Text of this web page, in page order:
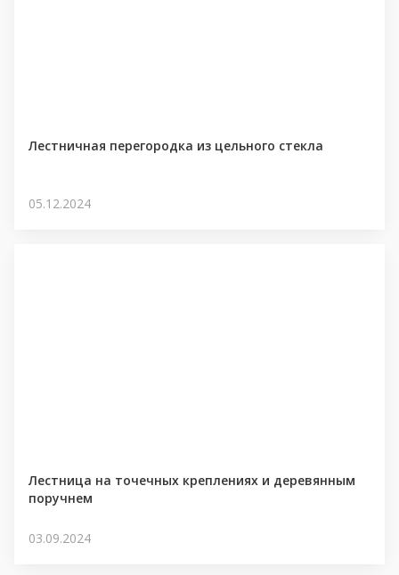
Лестничная перегородка из цельного стекла
05.12.2024
Лестница на точечных креплениях и деревянным
поручнем
03.09.2024